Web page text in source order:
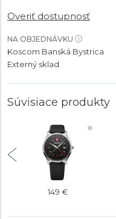
Overiť dostupnosť
NA OBJEDNÁVKU
Koscom Banská Bystrica
Externý sklad
Súvisiace produkty
149 €